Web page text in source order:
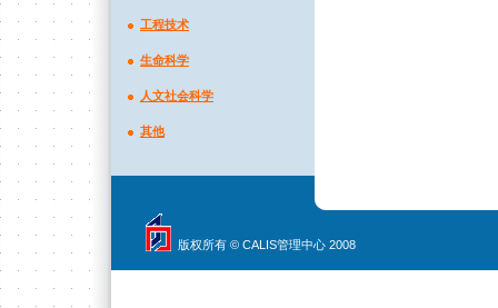
工程技术
生命科学
人文社会科学
其他
版权所有 © CALIS管理中心 2008